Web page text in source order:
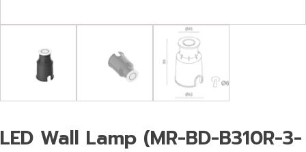
LED Wall Lamp (MR-BD-B310R-3-